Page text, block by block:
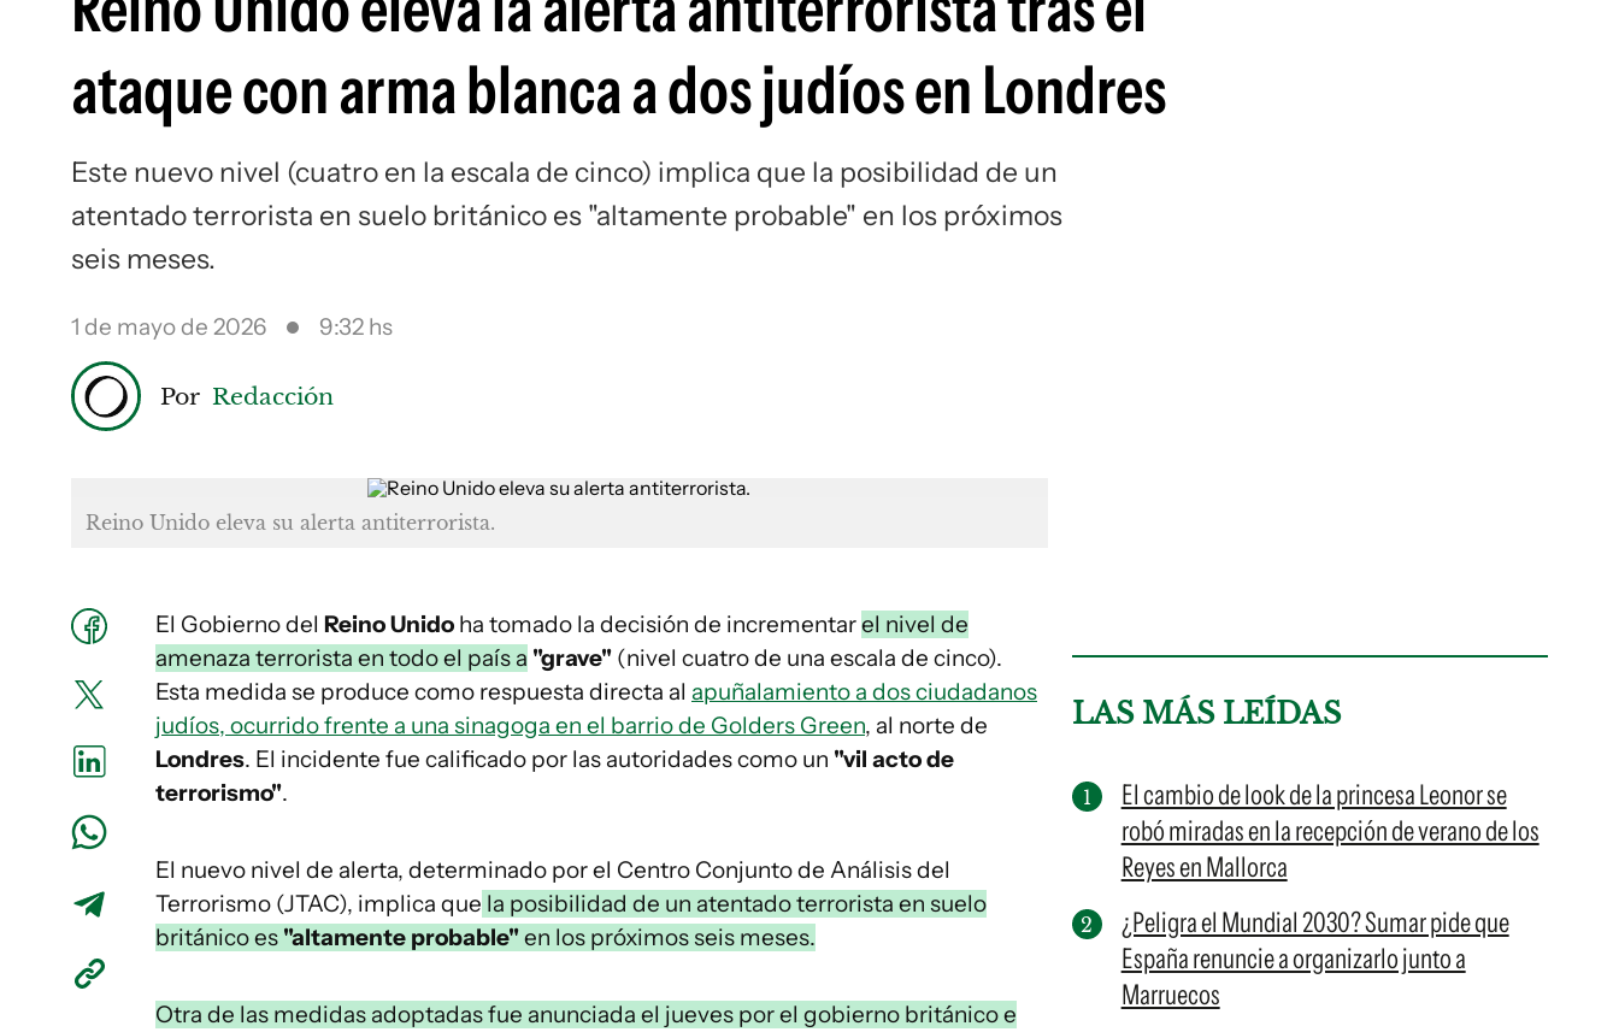
Siguenos en:
ataque con arma blanca a dos judíos en Londres
Este nuevo nivel (cuatro en la escala de cinco) implica que la posibilidad de un
atentado terrorista en suelo británico es "altamente probable" en los próximos
seis meses.
1 de mayo de 2026 9:32 hs
Por Redacción
Reino Unido eleva su alerta antiterrorista.
El Gobierno del Reino Unido ha tomado la decisión de incrementarel nivel de
amenaza terrorista en todo el país a "grave" (nivel cuatro de una escala de cinco).
Esta medida se produce como respuesta directa al apuñalamiento a dos ciudadanos
judíos, ocurrido frente a una sinagoga en el barrio de Golders Green, al norte de
Londres. El incidente fue calificado por las autoridades como un "vil acto de
terrorismo".
El nuevo nivel de alerta, determinado por el Centro Conjunto de Análisis del
Terrorismo (JTAC), implica que la posibilidad de un atentado terrorista en suelo
británico es "altamente probable"en los próximos seis meses.
Otra de las medidas adoptadas fue anunciada el jueves por el gobierno británico e
LAS MÁS LEÍDAS
El cambio de look de la princesa Leonor se
robó miradas en la recepción de verano de los
Reyes en Mallorca
¿Peligra el Mundial 2030? Sumar pide que
España renuncie a organizarlo junto a
Marruecos